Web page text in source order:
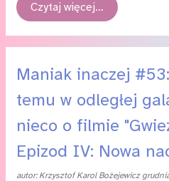
w pracach nad tym filmem Lucas
był nieco bardziej klimatyczny,
nadziei”. Tym razem usiadłem
przed moim malutkim
późnym wieczorem w telewizji, i w
śledziłem dalsze losy bohaterów
Wojen”. Pamiętam, że w pewnym
spadło mi na ziemię. Spadło i
nawet na długo po napisach
Czytaj więcej…
Maniak inaczej
temu w odległej
nieco o filmie
Epizod IV: Nowa
autor:Krzysztof Karol Bożejewicz